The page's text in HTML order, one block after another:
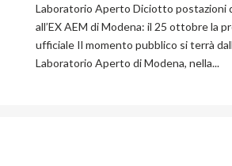
Laboratorio Aperto Diciotto postazioni
all’EX AEM di Modena: il 25 ottobre la
ufficiale Il momento pubblico si terrà
Laboratorio Aperto di Modena, nella...